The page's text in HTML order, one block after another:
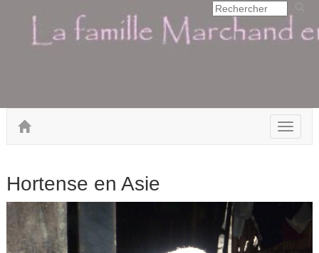
Toggle
Hortense en Asie